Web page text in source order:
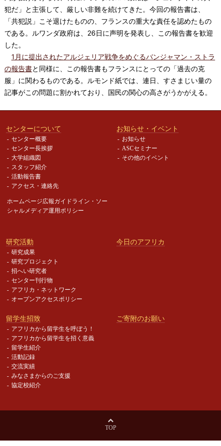
犯だ」と主張して、厳しい非難を続けてきた。今回の報告書は、
「共犯説」こそ退けたものの、フランスの重大な責任を認めたもの
である。ルワンダ政府は、26日に声明を発表し、この報告書を歓迎
した。
1月に提出されたアルジェリア戦争をめぐるバンジャマン・ストラ
の報告書と同様に、この報告書もフランスにとっての「過去の克
服」に関わるものである。ルモンド紙では、連日、すさまじい量の
記事がこの問題に割かれており、国民の関心の高さがうかがえる。
センターについて
センター概要
センター長挨拶
大学組織図
スタッフ紹介
活動報告書
アクセス・連絡先
ホームページ広報ガイドライン・ ソー
シャルメディア運用ポリシー
お知らせ・イベント
お知らせ
ASCセミナー
その他のイベント
研究活動
研究成果
研究プロジェクト
招へい研究者
センター刊行物
アフリカ・ネットワーク
オープンアクセスポリシー
今日のアフリカ
留学生招致
アフリカから留学生を呼ぼう！
アフリカから留学生を招く意義
留学生紹介
活動記録
交流実績
みなさまからのご支援
協定校紹介
ご寄附のお願い
TOP